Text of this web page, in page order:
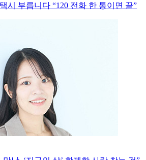
시 부릅니다 “120 전화 한 통이면 끝”